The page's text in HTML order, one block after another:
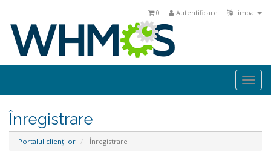
Limba
Autentificare
0
Înregistrare
Portalul clienților Înregistrare